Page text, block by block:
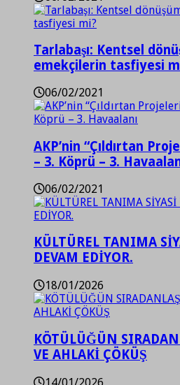
Tarlabaşı: Kentsel
emekçilerin tasfiyesi
06/02/2021
AKP’nin “Çıldırtan
– 3. Köprü – 3.
06/02/2021
KÜLTÜREL TANIMA
DEVAM EDİYOR.
18/01/2026
KÖTÜLÜĞÜN
VE AHLAKİ ÇÖKÜŞ
14/01/2026